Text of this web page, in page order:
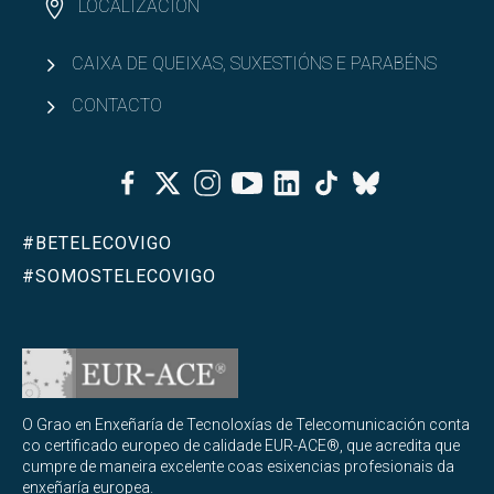
(MUIoT)
Descrición (MUIoT)
Planificación do ensino e materias en MUIoT
Que se aprende en MUIoT?
Acceso e admisión a MUIoT
Recoñecemento de créditos e adaptacións para
Organización académica
Abrir
(masterXR)
Abrir
Dobres titulacións
LOCALIZACIÓN
CAIXA DE QUEIXAS, SUXESTIÓNS E PARABÉNS
CONTACTO
FacebookTwitterInstagramYoutubeLinkedinTiktok
Bluesky
#BETELECOVIGO
#SOMOSTELECOVIGO
O Grao en Enxeñaría de Tecnoloxías de Telecomunicación conta
co certificado europeo de calidade EUR-ACE®, que acredita que
cumpre de maneira excelente coas esixencias profesionais da
enxeñaría europea.